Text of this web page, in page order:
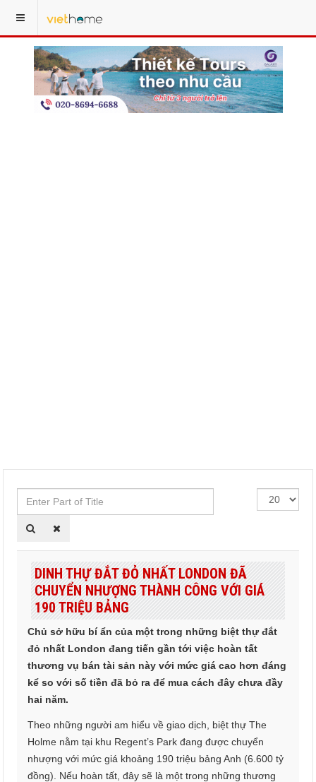
Enter
Part
of
Hiển
thị
DINH THỰ ĐẮT ĐỎ NHẤT LONDON ĐÃ
CHUYỂN NHƯỢNG THÀNH CÔNG VỚI GIÁ
190 TRIỆU BẢNG
Chủ sở hữu bí ẩn của một trong những biệt thự đắt
đỏ nhất London đang tiến gần tới việc hoàn tất
thương vụ bán tài sản này với mức giá cao hơn đáng
kể so với số tiền đã bỏ ra để mua cách đây chưa đầy
hai năm.
Theo những người am hiểu về giao dịch, biệt thự The
Holme nằm tại khu Regent’s Park đang được chuyển
nhượng với mức giá khoảng 190 triệu bảng Anh (6.600 tỷ
đồng). Nếu hoàn tất, đây sẽ là một trong những thương